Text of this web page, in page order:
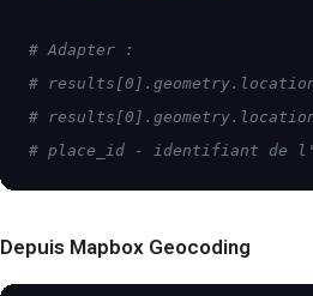
# Adapter :
#
#
# place_id - identifiant de
Depuis Mapbox Geocoding